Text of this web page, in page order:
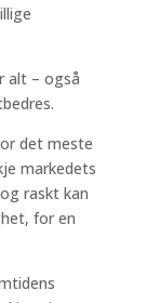
alt – også
det meste
markedets
raskt kan
for en